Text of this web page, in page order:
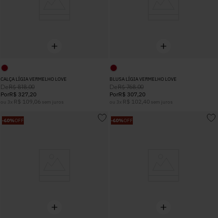
CALÇA LÍGIA VERMELHO LOVE
DeR$ 818,00
PorR$ 327,20
ou 3 x R$ 109,06 sem juros
BLUSA LÍGIA VERMELHO LOVE
DeR$ 768,00
PorR$ 307,20
ou 3 x R$ 102,40 sem juros
-60%OFF -60%OFF